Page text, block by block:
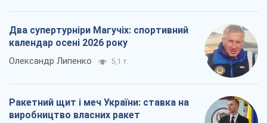
Два супертурніри Магучіх: спортивний
календар осені 2026 року
Олександр Липенко 5,1 т.
Ракетний щит і меч України: ставка на
виробництво власних ракет